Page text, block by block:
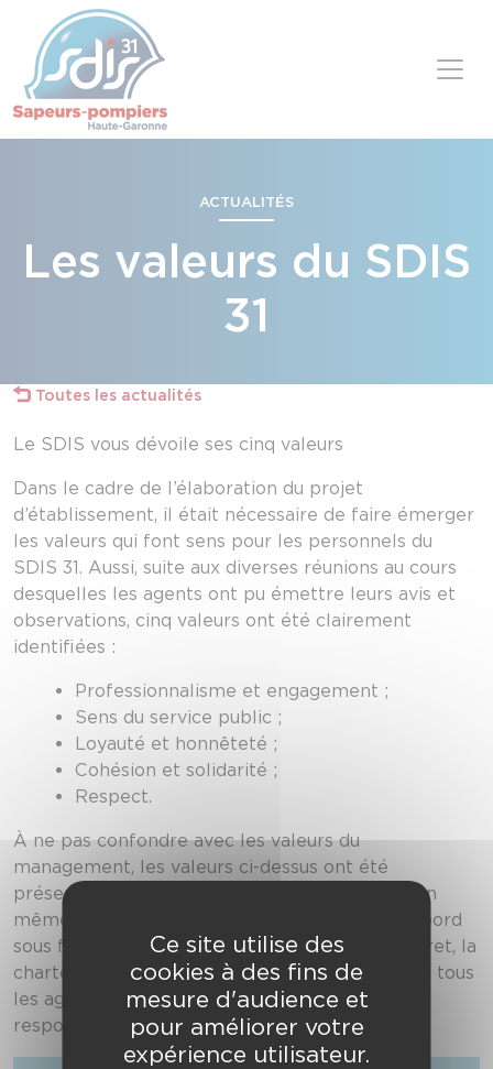
ACTUALITÉS
Les valeurs du SDIS
31
Toutes les actualités
Le SDIS vous dévoile ses cinq valeurs
Dans le cadre de l’élaboration du projet
d’établissement, il était nécessaire de faire émerger
les valeurs qui font sens pour les personnels du
SDIS 31. Aussi, suite aux diverses réunions au cours
desquelles les agents ont pu émettre leurs avis et
observations, cinq valeurs ont été clairement
identifiées :
Professionnalisme et engagement ;
Sens du service public ;
Loyauté et honnêteté ;
Cohésion et solidarité ;
Respect.
À ne pas confondre avec les valeurs du
management, les valeurs ci-dessus ont été
présentées aux personnels, vendredi dernier, en
même temps que le nouveau logo. Publiée d’abord
sous forme d’affiche et prochainement d’un livret, la
charte des valeurs de l’établissement concerne tous
les agents, quels que soient leur statut et leurs
responsabilités.
Panneau de gestion des cookies
Ce site utilise des
cookies à des fins de
mesure d'audience et
pour améliorer votre
expérience utilisateur.